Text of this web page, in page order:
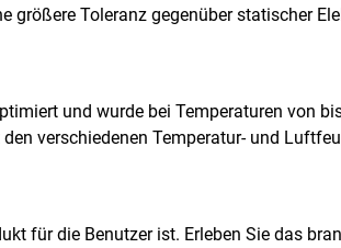
größere Toleranz gegenüber statischer
und wurde bei Temperaturen von
verschiedenen Temperatur- und
für die Benutzer ist. Erleben Sie das